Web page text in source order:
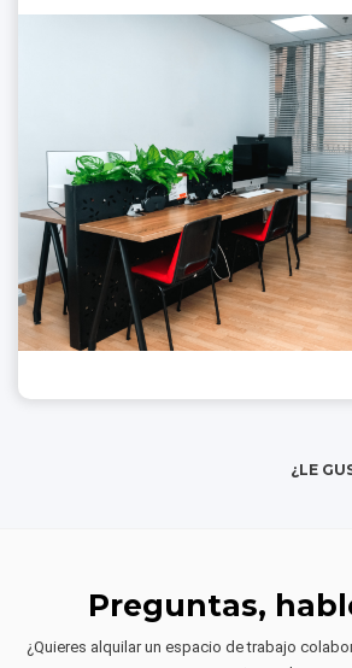
¿LE
Preguntas,
¿Quieres alquilar un espacio de trabajo